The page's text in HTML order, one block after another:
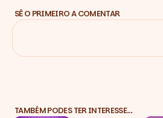
SÊ O PRIMEIRO A COMENTAR
TAMBÉM PODES TER INTERESSE…